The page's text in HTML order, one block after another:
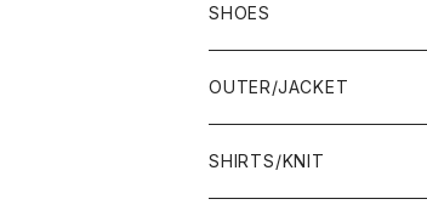
SHOES
21.5-22.0 cm
22.0-22.5 cm
OUTER/JACKET
SHIRTS/KNIT